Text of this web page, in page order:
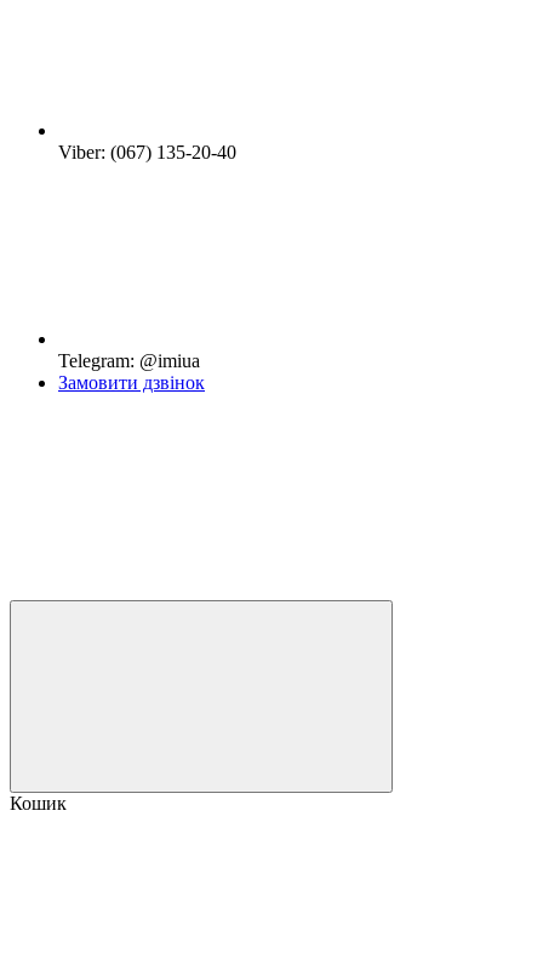
Viber: (067) 135-20-40
Telegram: @imiua
Замовити дзвінок
Кошик